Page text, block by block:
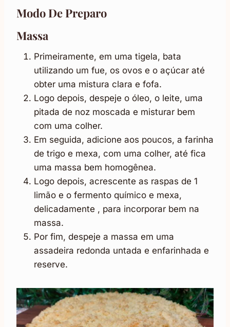
Modo De Preparo
Massa
Primeiramente, em uma tigela, bata
utilizando um fue, os ovos e o açúcar até
obter uma mistura clara e fofa.
Logo depois, despeje o óleo, o leite, uma
pitada de noz moscada e misturar bem
com uma colher.
Em seguida, adicione aos poucos, a farinha
de trigo e mexa, com uma colher, até fica
uma massa bem homogênea.
Logo depois, acrescente as raspas de 1
limão e o fermento químico e mexa,
delicadamente , para incorporar bem na
massa.
Por fim, despeje a massa em uma
assadeira redonda untada e enfarinhada e
reserve.